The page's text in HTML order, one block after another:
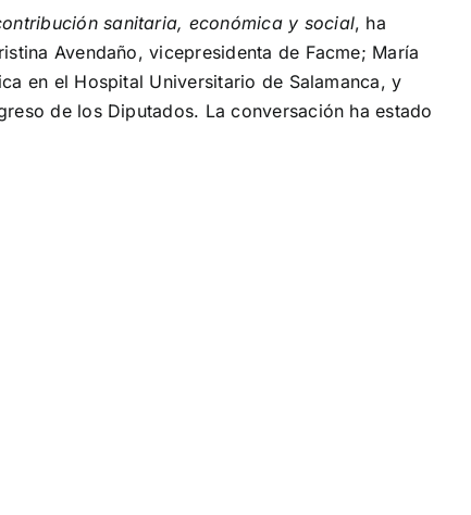
sanitaria, económica y social, ha
Avendaño, vicepresidenta de Facme; María
en el Hospital Universitario de Salamanca, y
de los Diputados. La conversación ha estado